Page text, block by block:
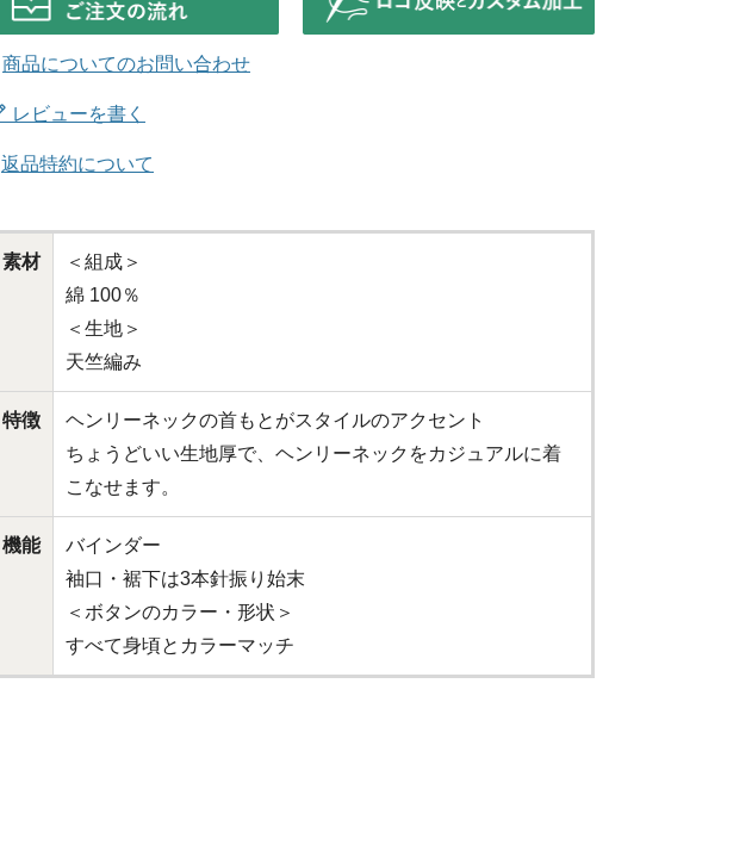
商品についてのお問い合わせ
レビューを書く
返品特約について
素材
＜組成＞
綿 100％
＜生地＞
天竺編み
特徴
ヘンリーネックの首もとがスタイルのアクセント
ちょうどいい生地厚で、ヘンリーネックをカジュアルに着
こなせます。
機能
バインダー
袖口・裾下は3本針振り始末
＜ボタンのカラー・形状＞
すべて身頃とカラーマッチ